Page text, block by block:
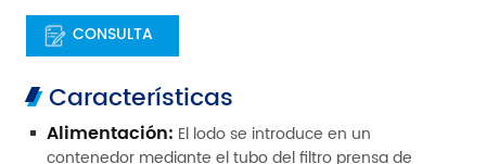
CONSULTA
Características
Alimentación: El lodo se introduce en un